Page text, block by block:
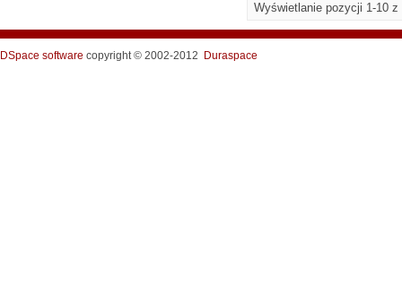
Wyświetlanie pozycji 1-10 z
DSpace software copyright © 2002-2012 Duraspace